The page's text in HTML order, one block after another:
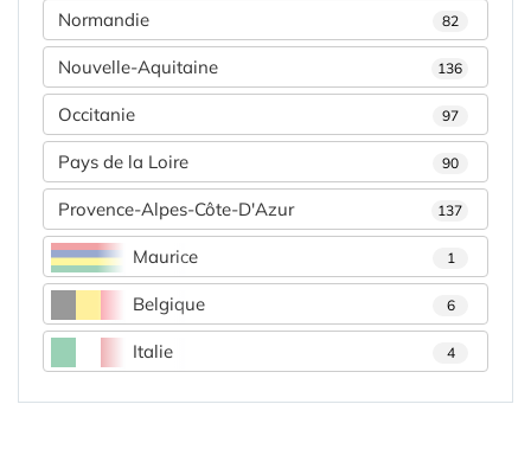
Normandie 82
Nouvelle-Aquitaine 136
Occitanie 97
Pays de la Loire 90
Provence-Alpes-Côte-D'Azur 137
Maurice 1
Belgique 6
Italie 4